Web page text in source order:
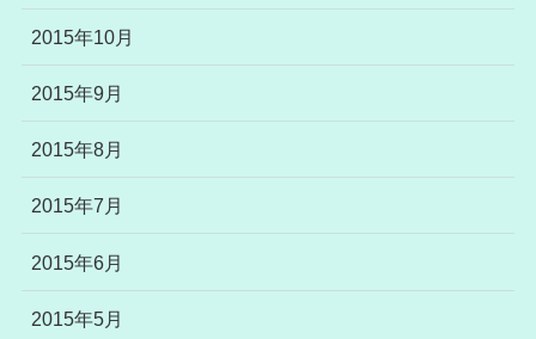
2015年10月
2015年9月
2015年8月
2015年7月
2015年6月
2015年5月